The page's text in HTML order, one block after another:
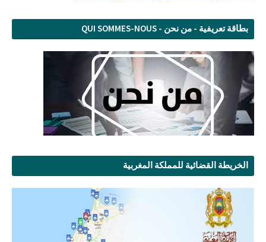
بطاقة تعريفية - من نحن - QUI SOMMES-NOUS
الخريطة القضائية للمملكة المغربية